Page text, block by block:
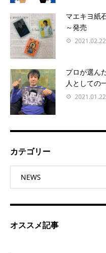
マエキヨ紙
～発売
2021.02.22
プロが選ん
人としての
2021.01.22
カテゴリー
NEWS
オススメ記事